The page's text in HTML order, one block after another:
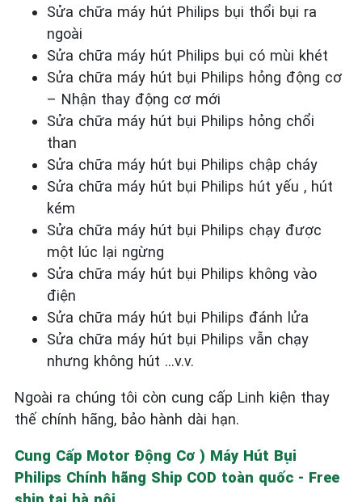
Sửa chữa máy hút Philips bụi thổi bụi ra
ngoài
Sửa chữa máy hút Philips bụi có mùi khét
Sửa chữa máy hút bụi Philips hỏng động cơ
– Nhận thay động cơ mới
Sửa chữa máy hút bụi Philips hỏng chổi
than
Sửa chữa máy hút bụi Philips chập cháy
Sửa chữa máy hút bụi Philips hút yếu , hút
kém
Sửa chữa máy hút bụi Philips chạy được
một lúc lại ngừng
Sửa chữa máy hút bụi Philips không vào
điện
Sửa chữa máy hút bụi Philips đánh lửa
Sửa chữa máy hút bụi Philips vẫn chạy
nhưng không hút ...v.v.
Ngoài ra chúng tôi còn cung cấp Linh kiện thay
thế chính hãng, bảo hành dài hạn.
Cung Cấp Motor Động Cơ ) Máy Hút Bụi
Philips Chính hãng Ship COD toàn quốc - Free